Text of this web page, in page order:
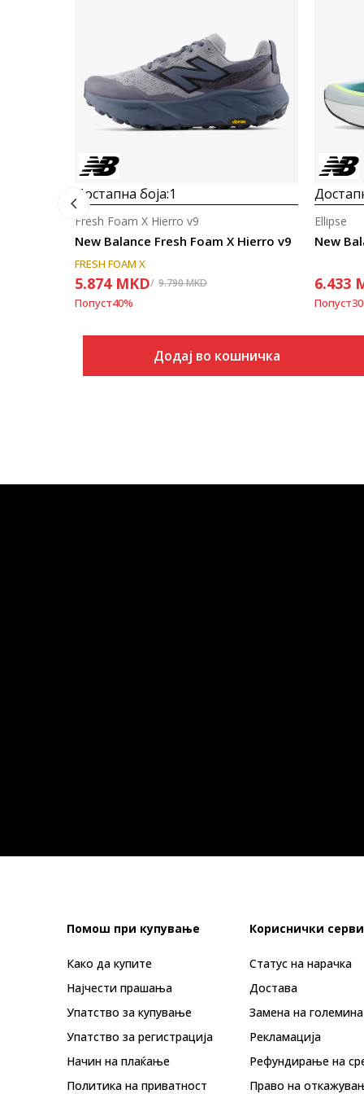
Достапна боја:1
New Balance Fresh Foam X Hierro v9
Fresh Foam X Hierro v9
FRESH FOAM X
5.874 MKD 9.790MKD
Попуст40%
Додај во кошничка
New
Ellipse
6.433
Попуст30
Помош при купување
Како да купите
Најчести прашања
Упатство за купување
Упатство за регистрација
Начин на плаќање
Политика на приватност
Кориснички
Статус на нарачка
Достава
Замена на големина
Рекламациja
Рефундирање на
Право на